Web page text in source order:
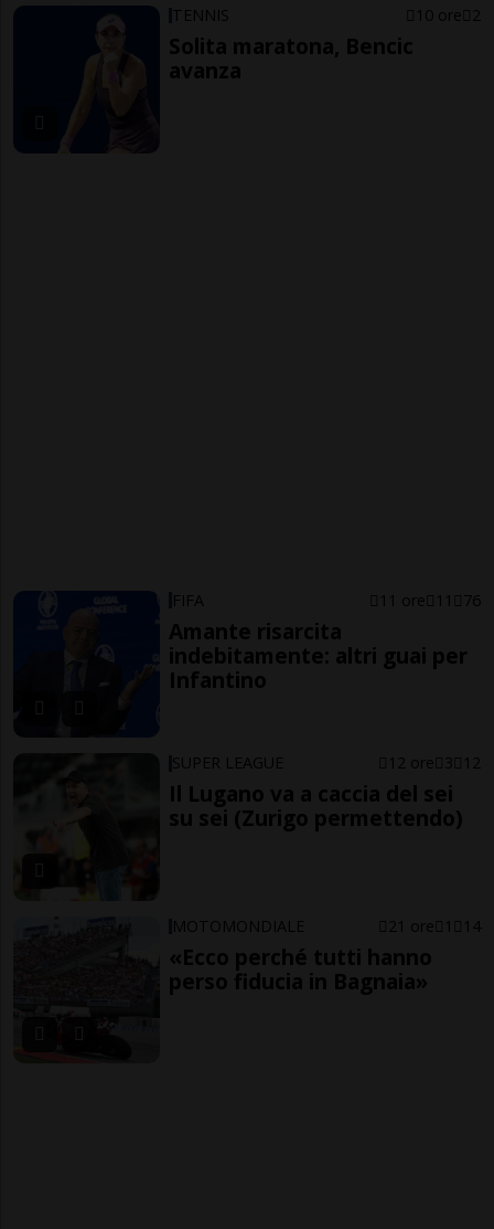
TENNIS 10 ore 2
Solita maratona, Bencic
avanza
FIFA 11 ore 11 76
Amante risarcita
indebitamente: altri guai per
Infantino
SUPER LEAGUE 12 ore 3 12
Il Lugano va a caccia del sei
su sei (Zurigo permettendo)
MOTOMONDIALE 21 ore 1 14
«Ecco perché tutti hanno
perso fiducia in Bagnaia»